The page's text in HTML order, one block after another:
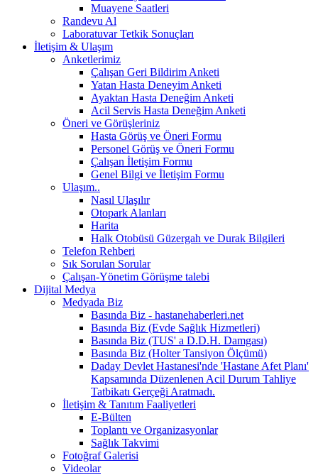
Muayene Saatleri
Randevu Al
Laboratuvar Tetkik Sonuçları
İletişim & Ulaşım
Anketlerimiz
Çalışan Geri Bildirim Anketi
Yatan Hasta Deneyim Anketi
Ayaktan Hasta Deneğim Anketi
Acil Servis Hasta Deneğim Anketi
Öneri ve Görüşleriniz
Hasta Görüş ve Öneri Formu
Personel Görüş ve Öneri Formu
Çalışan İletişim Formu
Genel Bilgi ve İletişim Formu
Ulaşım..
Nasıl Ulaşılır
Otopark Alanları
Harita
Halk Otobüsü Güzergah ve Durak Bilgileri
Telefon Rehberi
Sık Sorulan Sorular
Çalışan-Yönetim Görüşme talebi
Dijital Medya
Medyada Biz
Basında Biz - hastanehaberleri.net
Basında Biz (Evde Sağlık Hizmetleri)
Basında Biz (TUS' a D.D.H. Damgası)
Basında Biz (Holter Tansiyon Ölçümü)
Daday Devlet Hastanesi'nde 'Hastane Afet Planı'
Kapsamında Düzenlenen Acil Durum Tahliye
Tatbikatı Gerçeği Aratmadı.
İletişim & Tanıtım Faaliyetleri
E-Bülten
Toplantı ve Organizasyonlar
Sağlık Takvimi
Fotoğraf Galerisi
Videolar